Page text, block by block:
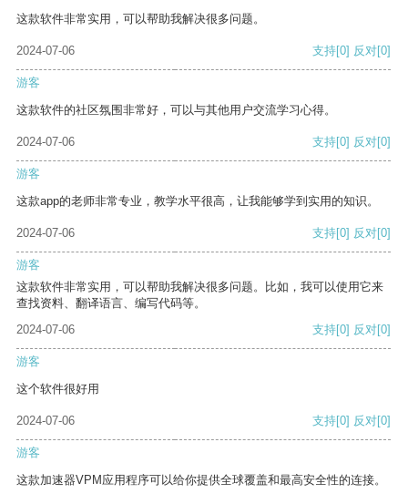
这款软件非常实用，可以帮助我解决很多问题。
2024-07-06 支持[0] 反对[0]
游客
这款软件的社区氛围非常好，可以与其他用户交流学习心得。
2024-07-06 支持[0] 反对[0]
游客
这款app的老师非常专业，教学水平很高，让我能够学到实用的知识。
2024-07-06 支持[0] 反对[0]
游客
这款软件非常实用，可以帮助我解决很多问题。比如，我可以使用它来
查找资料、翻译语言、编写代码等。
2024-07-06
支持[0] 反对[0]
游客
这个软件很好用
2024-07-06 支持[0] 反对[0]
游客
这款加速器VPM应用程序可以给你提供全球覆盖和最高安全性的连接。